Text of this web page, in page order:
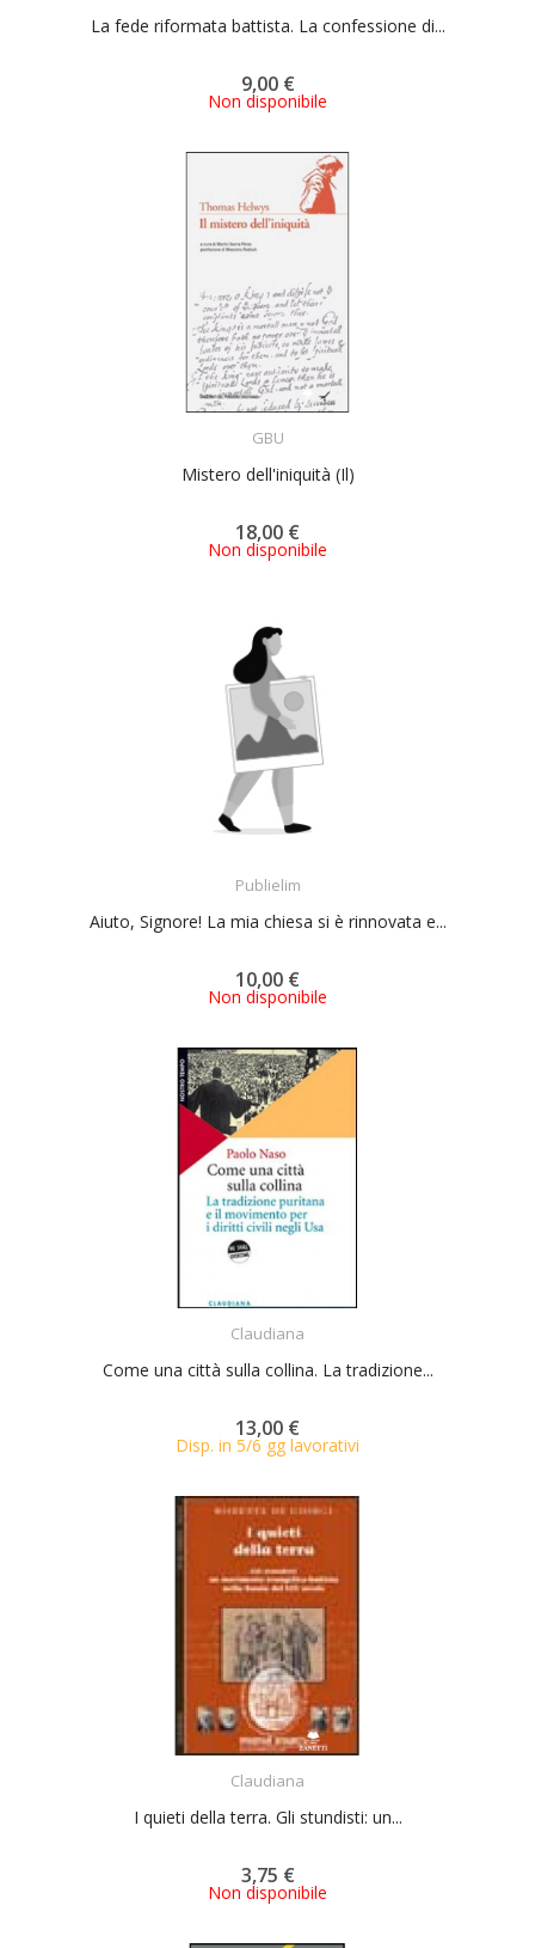
La fede riformata battista. La confessione di...
9,00 €
Non disponibile
GBU
Mistero dell'iniquità (Il)
18,00 €
Non disponibile
Publielim
Aiuto, Signore! La mia chiesa si è rinnovata e...
10,00 €
Non disponibile
Claudiana
Come una città sulla collina. La tradizione...
13,00 €
Disp. in 5/6 gg lavorativi
Claudiana
I quieti della terra. Gli stundisti: un...
3,75 €
Non disponibile